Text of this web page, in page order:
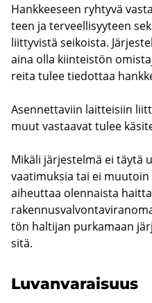
Hank­kee­seen ryh­ty­vä
teen ja ter­veel­li­syy­teen
liit­ty­vis­tä sei­kois­ta.
aina olla kiin­teis­tön
rei­ta tulee tie­dot­taa
Asen­net­ta­viin lait­tei­siin
muut vas­taa­vat tulee
Mi­kä­li jär­jes­tel­mä ei täytä
vaa­ti­muk­sia tai ei
ai­heut­taa olen­nais­ta
tön hal­ti­jan pur­ka­maan
sitä.
Lu­van­va­rai­suus